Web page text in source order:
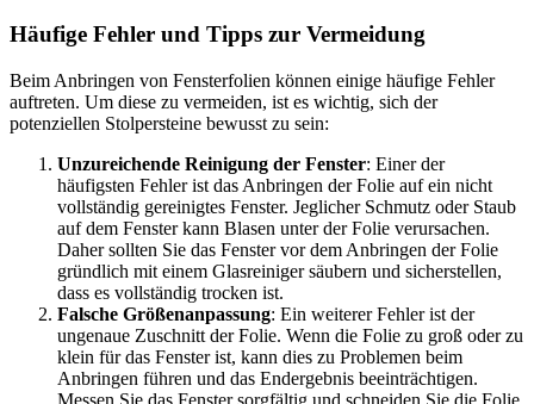
Häufige Fehler und Tipps zur Vermeidung
Beim Anbringen von Fensterfolien können einige häufige Fehler
auftreten. Um diese zu vermeiden, ist es wichtig, sich der
potenziellen Stolpersteine bewusst zu sein:
Unzureichende Reinigung der Fenster: Einer der
häufigsten Fehler ist das Anbringen der Folie auf ein nicht
vollständig gereinigtes Fenster. Jeglicher Schmutz oder Staub
auf dem Fenster kann Blasen unter der Folie verursachen.
Daher sollten Sie das Fenster vor dem Anbringen der Folie
gründlich mit einem Glasreiniger säubern und sicherstellen,
dass es vollständig trocken ist.
Falsche Größenanpassung: Ein weiterer Fehler ist der
ungenaue Zuschnitt der Folie. Wenn die Folie zu groß oder zu
klein für das Fenster ist, kann dies zu Problemen beim
Anbringen führen und das Endergebnis beeinträchtigen.